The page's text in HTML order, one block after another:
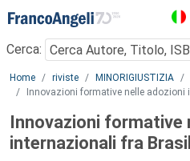
Menu
Cerca:
Main content
Home riviste MINORIGIUSTIZIA
Innovazioni formative nelle
Innovazioni formative
internazionali fra